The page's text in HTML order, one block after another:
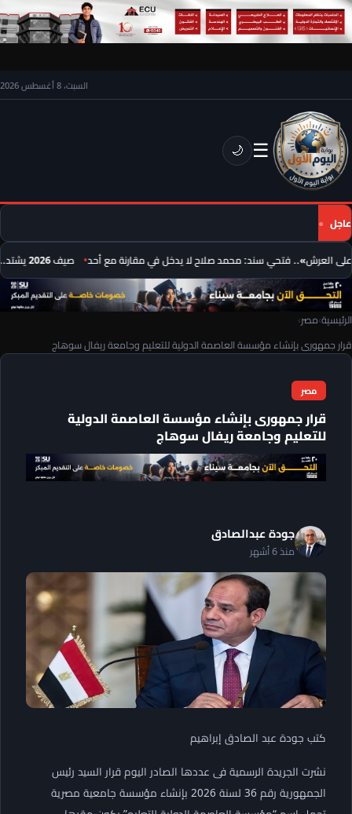
السبت، 8 أغسطس 2026
☰
🌙
عاجل
العرش».. فتحي سند: محمد صلاح لا يدخل في مقارنة مع أحد صيف 2026 يشتد.. موجة حر جديدة تضرب 8 دول عربية ودرجات الحرارة تقترب من 50 مئوية
الرئيسية›مصر›
قرار جمهورى بإنشاء مؤسسة العاصمة الدولية للتعليم وجامعة ريفال سوهاج
مصر
قرار جمهورى بإنشاء مؤسسة العاصمة الدولية
للتعليم وجامعة ريفال سوهاج
جودة عبدالصادق
منذ 6 أشهر
كتب جودة عبد الصادق إبراهيم
نشرت الجريدة الرسمية فى عددها الصادر اليوم قرار السيد رئيس
الجمهورية رقم 36 لسنة 2026 بإنشاء مؤسسة جامعية مصرية